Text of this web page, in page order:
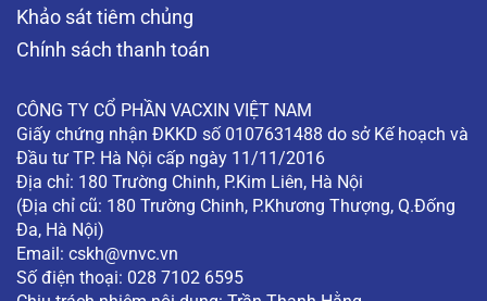
Khảo sát tiêm chủng
Chính sách thanh toán
CÔNG TY CỔ PHẦN VACXIN VIỆT NAM
Giấy chứng nhận ĐKKD số 0107631488 do sở Kế hoạch và
Đầu tư TP. Hà Nội cấp ngày 11/11/2016
Địa chỉ: 180 Trường Chinh, P.Kim Liên, Hà Nội
(Địa chỉ cũ: 180 Trường Chinh, P.Khương Thượng, Q.Đống
Đa, Hà Nội)
Email: cskh@vnvc.vn
Số điện thoại: 028 7102 6595